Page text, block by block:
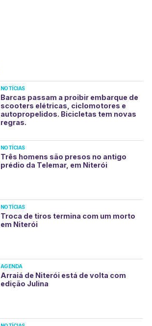
NOTÍCIAS
Barcas passam a proibir embarque de
scooters elétricas, ciclomotores e
autopropelidos. Bicicletas tem novas
regras.
NOTÍCIAS
Três homens são presos no antigo
prédio da Telemar, em Niterói
NOTÍCIAS
Troca de tiros termina com um morto
em Niterói
AGENDA
Arraiá de Niterói está de volta com
edição Julina